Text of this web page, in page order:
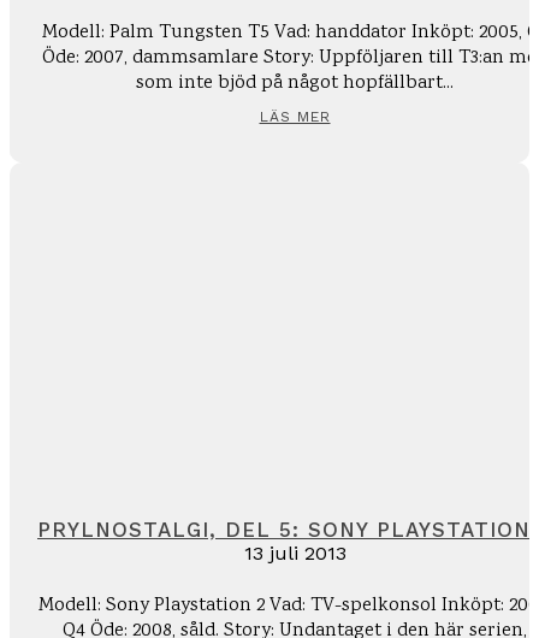
Modell: Palm Tungsten T5 Vad: handdator Inköpt: 2005,
Öde: 2007, dammsamlare Story: Uppföljaren till T3:an men
som inte bjöd på något hopfällbart...
LÄS MER
PRYLNOSTALGI, DEL 5: SONY PLAYSTATION
13 juli 2013
Modell: Sony Playstation 2 Vad: TV-spelkonsol Inköpt:
Q4 Öde: 2008, såld. Story: Undantaget i den här serien,